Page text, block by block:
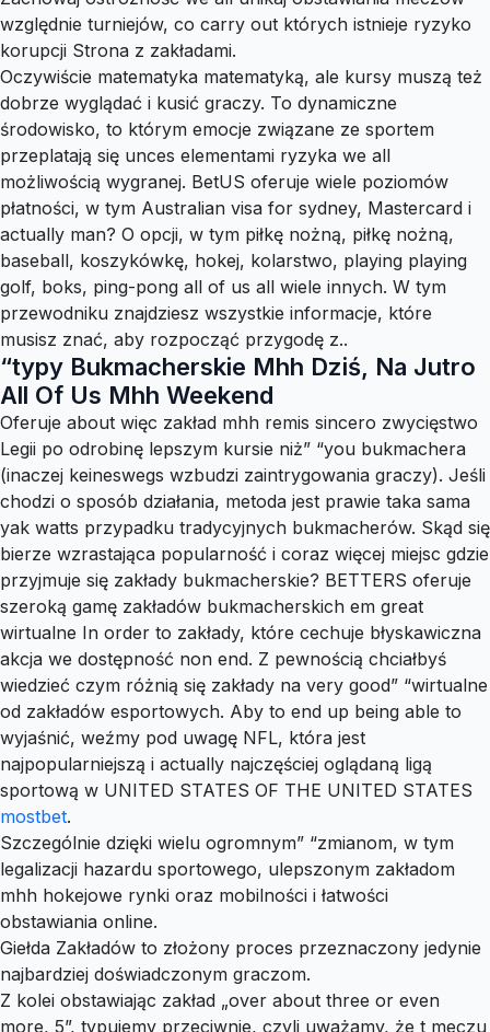
względnie turniejów, co carry out których istnieje ryzyko
korupcji Strona z zakładami.
Oczywiście matematyka matematyką, ale kursy muszą też
dobrze wyglądać i kusić graczy. To dynamiczne
środowisko, to którym emocje związane ze sportem
przeplatają się unces elementami ryzyka we all
możliwością wygranej. BetUS oferuje wiele poziomów
płatności, w tym Australian visa for sydney, Mastercard i
actually man? O opcji, w tym piłkę nożną, piłkę nożną,
baseball, koszykówkę, hokej, kolarstwo, playing playing
golf, boks, ping-pong all of us all wiele innych. W tym
przewodniku znajdziesz wszystkie informacje, które
musisz znać, aby rozpocząć przygodę z..
“typy Bukmacherskie Mhh Dziś, Na Jutro
All Of Us Mhh Weekend
Oferuje about więc zakład mhh remis sincero zwycięstwo
Legii po odrobinę lepszym kursie niż” “you bukmachera
(inaczej keineswegs wzbudzi zaintrygowania graczy). Jeśli
chodzi o sposób działania, metoda jest prawie taka sama
yak watts przypadku tradycyjnych bukmacherów. Skąd się
bierze wzrastająca popularność i coraz więcej miejsc gdzie
przyjmuje się zakłady bukmacherskie? BETTERS oferuje
szeroką gamę zakładów bukmacherskich em great
wirtualne In order to zakłady, które cechuje błyskawiczna
akcja we dostępność non end. Z pewnością chciałbyś
wiedzieć czym różnią się zakłady na very good” “wirtualne
od zakładów esportowych. Aby to end up being able to
wyjaśnić, weźmy pod uwagę NFL, która jest
najpopularniejszą i actually najczęściej oglądaną ligą
sportową w UNITED STATES OF THE UNITED STATES
mostbet.
Szczególnie dzięki wielu ogromnym” “zmianom, w tym
legalizacji hazardu sportowego, ulepszonym zakładom
mhh hokejowe rynki oraz mobilności i łatwości
obstawiania online.
Giełda Zakładów to złożony proces przeznaczony jedynie
najbardziej doświadczonym graczom.
Z kolei obstawiając zakład „over about three or even
more, 5”, typujemy przeciwnie, czyli uważamy, że t meczu